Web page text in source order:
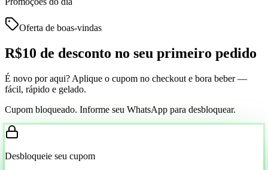
Oferta de boas-vindas
R$10 de desconto no seu primeiro pedido
É novo por aqui? Aplique o cupom no checkout e bora beber —
fácil, rápido e gelado.
Cupom bloqueado. Informe seu WhatsApp para desbloquear.
Desbloqueie seu cupom